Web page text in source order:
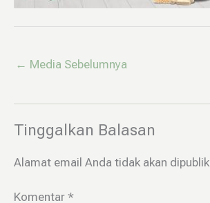
← Media Sebelumnya
Tinggalkan Balasan
Alamat email Anda tidak akan
Komentar *